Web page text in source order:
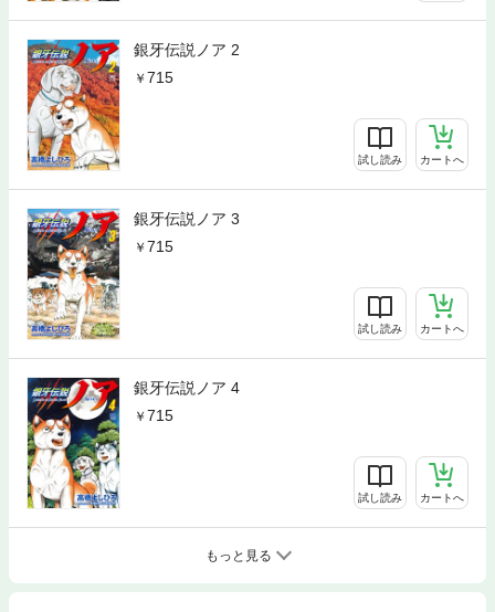
銀牙伝説ノア 2
715
試し読み カートへ
銀牙伝説ノア 3
715
試し読み カートへ
銀牙伝説ノア 4
715
試し読み カートへ
もっと見る